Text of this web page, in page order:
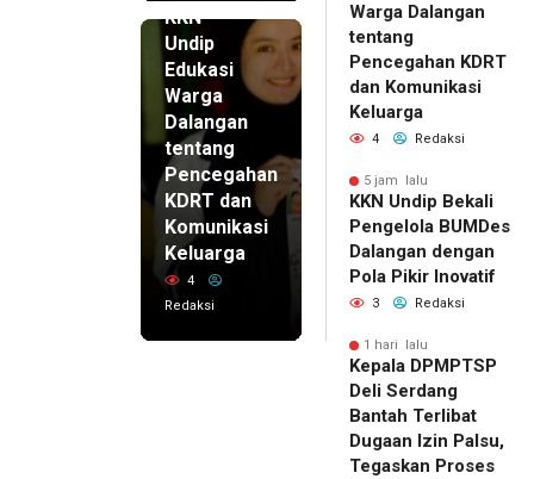
KKN
Undip
Edukasi
Warga
Dalangan
tentang
Pencegahan
KDRT dan
Komunikasi
Keluarga
4
Redaksi
Warga Dalangan
tentang
Pencegahan KDRT
dan Komunikasi
Keluarga
4 Redaksi
5 jam lalu
KKN Undip Bekali
Pengelola BUMDes
Dalangan dengan
Pola Pikir Inovatif
3 Redaksi
1 hari lalu
Kepala DPMPTSP
Deli Serdang
Bantah Terlibat
Dugaan Izin Palsu,
Tegaskan Proses